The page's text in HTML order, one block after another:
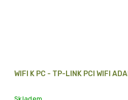
WIFI K PC - TP-LINK PCI WIFI